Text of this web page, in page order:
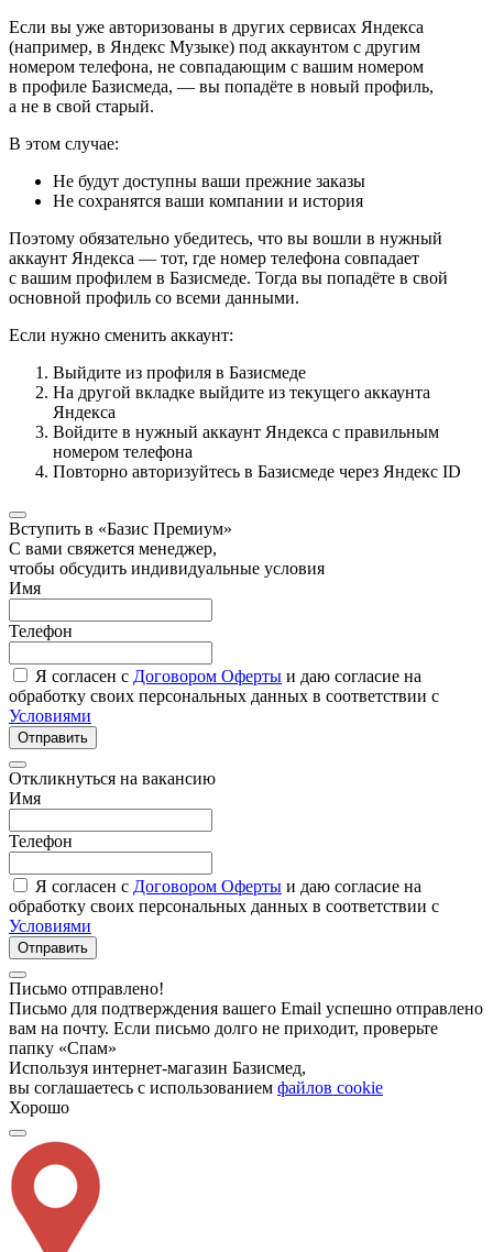
Если вы уже авторизованы в других сервисах Яндекса
(например, в Яндекс Музыке) под аккаунтом с другим
номером телефона, не совпадающим с вашим номером
в профиле Базисмеда, — вы попадёте в новый профиль,
а не в свой старый.
В этом случае:
Не будут доступны ваши прежние заказы
Не сохранятся ваши компании и история
Поэтому обязательно убедитесь, что вы вошли в нужный
аккаунт Яндекса — тот, где номер телефона совпадает
с вашим профилем в Базисмеде. Тогда вы попадёте в свой
основной профиль со всеми данными.
Если нужно сменить аккаунт:
Выйдите из профиля в Базисмеде
На другой вкладке выйдите из текущего аккаунта
Яндекса
Войдите в нужный аккаунт Яндекса с правильным
номером телефона
Повторно авторизуйтесь в Базисмеде через Яндекс ID
Вступить в «Базис Премиум»
С вами свяжется менеджер,
чтобы обсудить индивидуальные условия
Имя
Телефон
Я согласен с Договором Оферты и даю согласие на
обработку своих персональных данных в соответствии с
Условиями
Отправить
Откликнуться на вакансию
Имя
Телефон
Я согласен с Договором Оферты и даю согласие на
обработку своих персональных данных в соответствии с
Условиями
Отправить
Письмо отправлено!
Письмо для подтверждения вашего Email успешно отправлено
вам на почту. Если письмо долго не приходит, проверьте
папку «Спам»
Используя интернет-магазин Базисмед,
вы соглашаетесь с использованием файлов cookie
Хорошо